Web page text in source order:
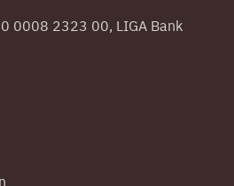
0008 2323 00, LIGA Bank